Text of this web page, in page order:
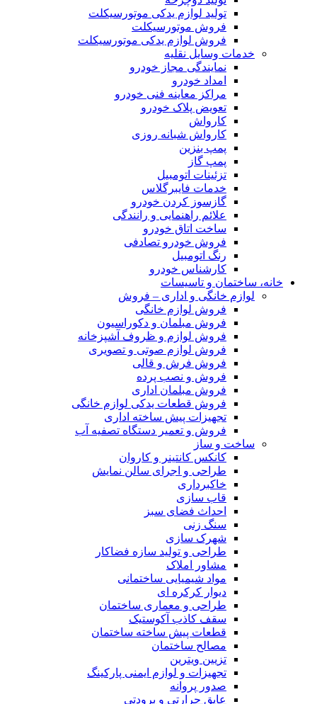
تولید لوازم یدکی موتورسیکلت
فروش موتورسیکلت
فروش لوازم یدکی موتورسیکلت
خدمات وسایل نقلیه
نمایندگی مجاز خودرو
امداد خودرو
مراکز معاینه فنی خودرو
تعویض پلاک خودرو
کارواش
کارواش شبانه روزی
پمپ بنزین
پمپ گاز
تزئینات اتومبیل
خدمات فایبرگلاس
گازسوز کردن خودرو
علائم راهنمایی و رانندگی
ساخت اتاق خودرو
فروش خودرو تصادفی
رنگ اتومبیل
کارشناس خودرو
خانه، ساختمان و تاسیسات
لوازم خانگی و اداری – فروش
فروش لوازم خانگی
فروش مبلمان و دکوراسیون
فروش لوازم و ظروف آشپزخانه
فروش لوازم صوتی و تصویری
فروش فرش و قالی
فروش و نصب پرده
فروش مبلمان اداری
فروش قطعات یدکی لوازم خانگی
تجهیزات پیش ساخته اداری
فروش و تعمیر دستگاه تصفیه آب
ساخت و ساز
کانکس کانتینر و کاروان
طراحی و اجرای سالن نمایش
خاکبرداری
قاب سازی
احداث فضای سبز
سنگ زنی
شهرک سازی
طراحی و تولید سازه فضاکار
مشاور املاک
مواد شیمیایی ساختمانی
دیوار کرکره ای
طراحی و معماری ساختمان
سقف کاذب آکوستیک
قطعات پیش ساخته ساختمان
مصالح ساختمان
تزیین ویترین
تجهیزات و لوازم ایمنی پارکینگ
صدور پروانه
عایق حرارتی و برودتی